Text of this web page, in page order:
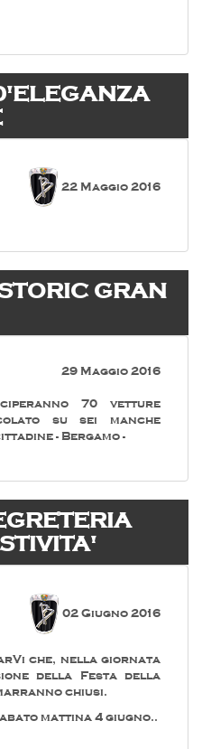
22 Maggio 2016
GRAN
29 Maggio 2016
70 vetture
su sei manche
- Bergamo -
02 Giugno 2016
che, nella giornata
della Festa della
chiusi.
mattina 4 giugno..